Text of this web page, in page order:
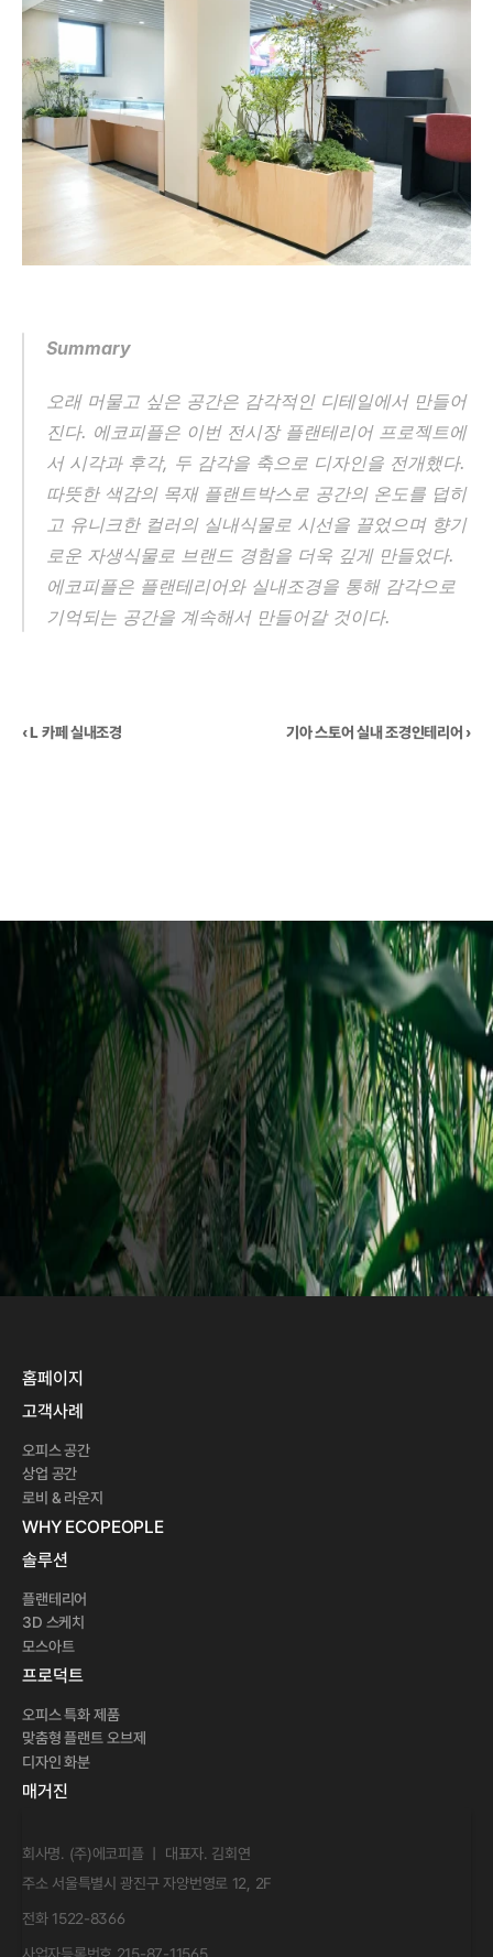
Summary
오래 머물고 싶은 공간은 감각적인 디테일에서 만들어
진다. 에코피플은 이번 전시장 플랜테리어 프로젝트에
서 시각과 후각, 두 감각을 축으로 디자인을 전개했다.
따뜻한 색감의 목재 플랜트박스로 공간의 온도를 덥히
고 유니크한 컬러의 실내식물로 시선을 끌었으며 향기
로운 자생식물로 브랜드 경험을 더욱 깊게 만들었다.
에코피플은 플랜테리어와 실내조경을 통해 감각으로
기억되는 공간을 계속해서 만들어갈 것이다.
‹ L 카페 실내조경 기아 스토어 실내 조경인테리어 ›
브로슈어 다운받기
홈페이지
고객사례
오피스 공간
상업 공간
로비 & 라운지
WHY ECOPEOPLE
솔루션
플랜테리어
3D 스케치
모스아트
프로덕트
오피스 특화 제품
맞춤형 플랜트 오브제
디자인 화분
매거진
회사명. (주)에코피플 ㅣ 대표자. 김회연
주소 서울특별시 광진구 자양번영로 12, 2F
전화 1522-8366